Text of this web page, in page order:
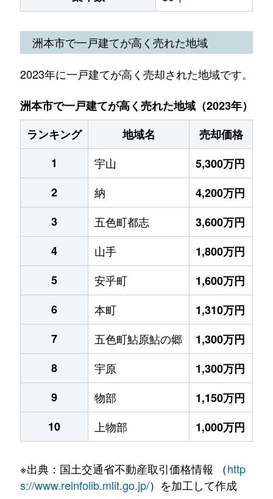
洲本市で一戸建てが高く売れた地域
2023年に一戸建てが高く売却された地域です。
洲本市で一戸建てが高く売れた地域（2023年）
ランキング
地域名
売却価格
1
宇山
5,300万円
2
納
4,200万円
3
五色町都志
3,600万円
4
山手
1,800万円
5
安乎町
1,600万円
6
本町
1,310万円
7
五色町鮎原鮎の郷
1,300万円
8
宇原
1,300万円
9
物部
1,150万円
10
上物部 1,000万円
※出典：国土交通省不動産取引価格情報 （http
s://www.reinfolib.mlit.go.jp/）を加工して作成